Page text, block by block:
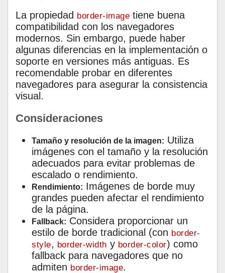
La propiedad border-image tiene buena
compatibilidad con los navegadores
modernos. Sin embargo, puede haber
algunas diferencias en la implementación o
soporte en versiones más antiguas. Es
recomendable probar en diferentes
navegadores para asegurar la consistencia
visual.
Consideraciones
Tamaño y resolución de la imagen: Utiliza
imágenes con el tamaño y la resolución
adecuados para evitar problemas de
escalado o rendimiento.
Rendimiento: Imágenes de borde muy
grandes pueden afectar el rendimiento
de la página.
Fallback: Considera proporcionar un
estilo de borde tradicional (con border-
style, border-width y border-color) como
fallback para navegadores que no
admiten border-image.